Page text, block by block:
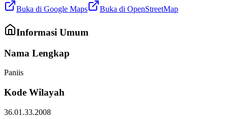
Buka di Google Maps
Buka di OpenStreetMap
Informasi Umum
Nama Lengkap
Paniis
Kode Wilayah
36.01.33.2008